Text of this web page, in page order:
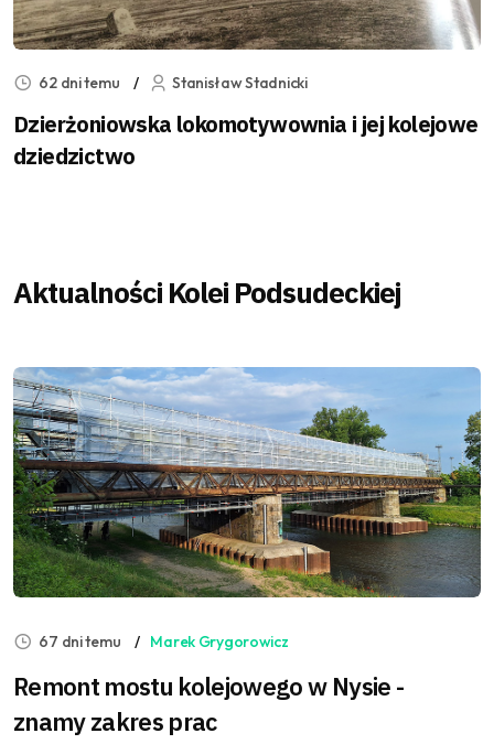
62 dni temu Stanisław Stadnicki
Dzierżoniowska lokomotywownia i jej kolejowe
dziedzictwo
Aktualności Kolei Podsudeckiej
67 dni temu Marek Grygorowicz
Remont mostu kolejowego w Nysie -
znamy zakres prac